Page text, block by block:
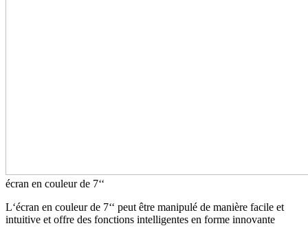
écran en couleur de 7‘‘
L‘écran en couleur de 7‘‘ peut être manipulé de manière facile et
intuitive et offre des fonctions intelligentes en forme innovante